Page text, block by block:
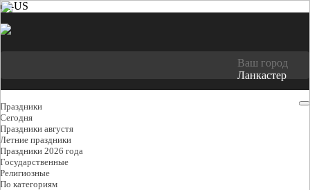
en-US
Ваш город
Ланкастер
Праздники
Cегодня
Праздники августя
Летние праздники
Праздники 2026 года
Государственные
Религиозные
По категориям